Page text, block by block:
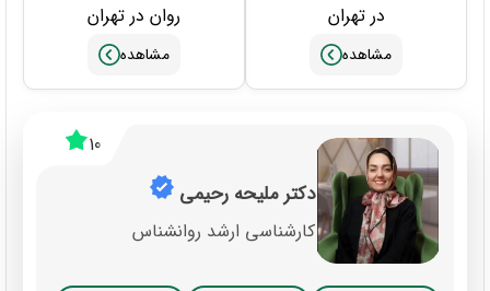
در تهران
روان در تهران
10
دکتر ملیحه رحیمی
کارشناسی ارشد روانشناس